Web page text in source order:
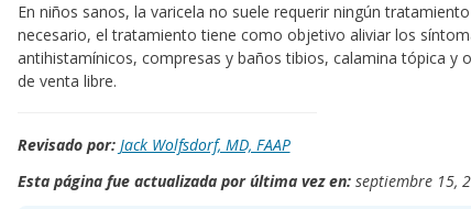
En niños sanos, la varicela no suele requerir ningún
necesario, el tratamiento tiene como objetivo aliviar los
antihistamínicos, compresas y baños tibios, calamina tópica y
de venta libre.
Revisado por: Jack Wolfsdorf, MD, FAAP
Esta página fue actualizada por última vez en:septiembre 15,